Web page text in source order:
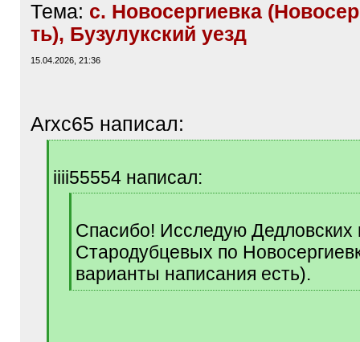
Тема: с. Новосергиевка
ть), Бузулукский уезд
15.04.2026, 21:36
Arxc65 написал:
iiii55554 написал:
]Спасибо! Исследую Дедловских
Стародубцевых по
варианты написания есть).
[